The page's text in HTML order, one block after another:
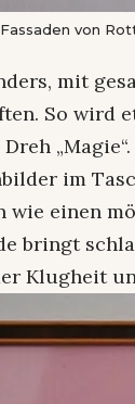
von
mit
So wird
im
wie einen
bringt
Klugheit